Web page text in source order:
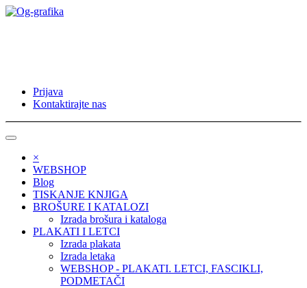
Prijava
Kontaktirajte nas
×
WEBSHOP
Blog
TISKANJE KNJIGA
BROŠURE I KATALOZI
Izrada brošura i kataloga
PLAKATI I LETCI
Izrada plakata
Izrada letaka
WEBSHOP - PLAKATI. LETCI, FASCIKLI,
PODMETAČI